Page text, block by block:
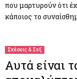
που μαρτυρούν ότι
κάποιος το
Σχέσεις & Σεξ
Αυτά είναι